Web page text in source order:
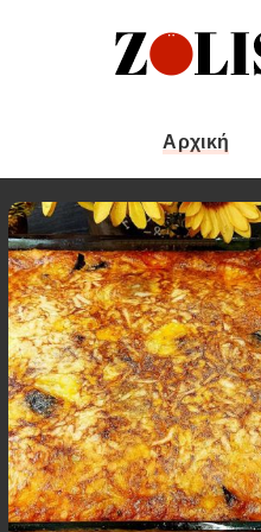
Αρχική
Κατηγορίες
Ορεκτικα & μεζεδες
Ψωμι
Κουλούρια και
Μπισκότα
Γλυκό και
Ποτά και Χυμοί
Ψάρι και
Σάλτσες και
Γλυκό και Επιδόρπιο
Ποτά και Χυμοί
Ψάρι και Θαλασσινά
Σάλτσες και Αλοιφές
Κυρίως πιάτο
Κρέας
Ζυμαρικά
Πίτες και Ζύμες
Σαλάτες
Σνακ